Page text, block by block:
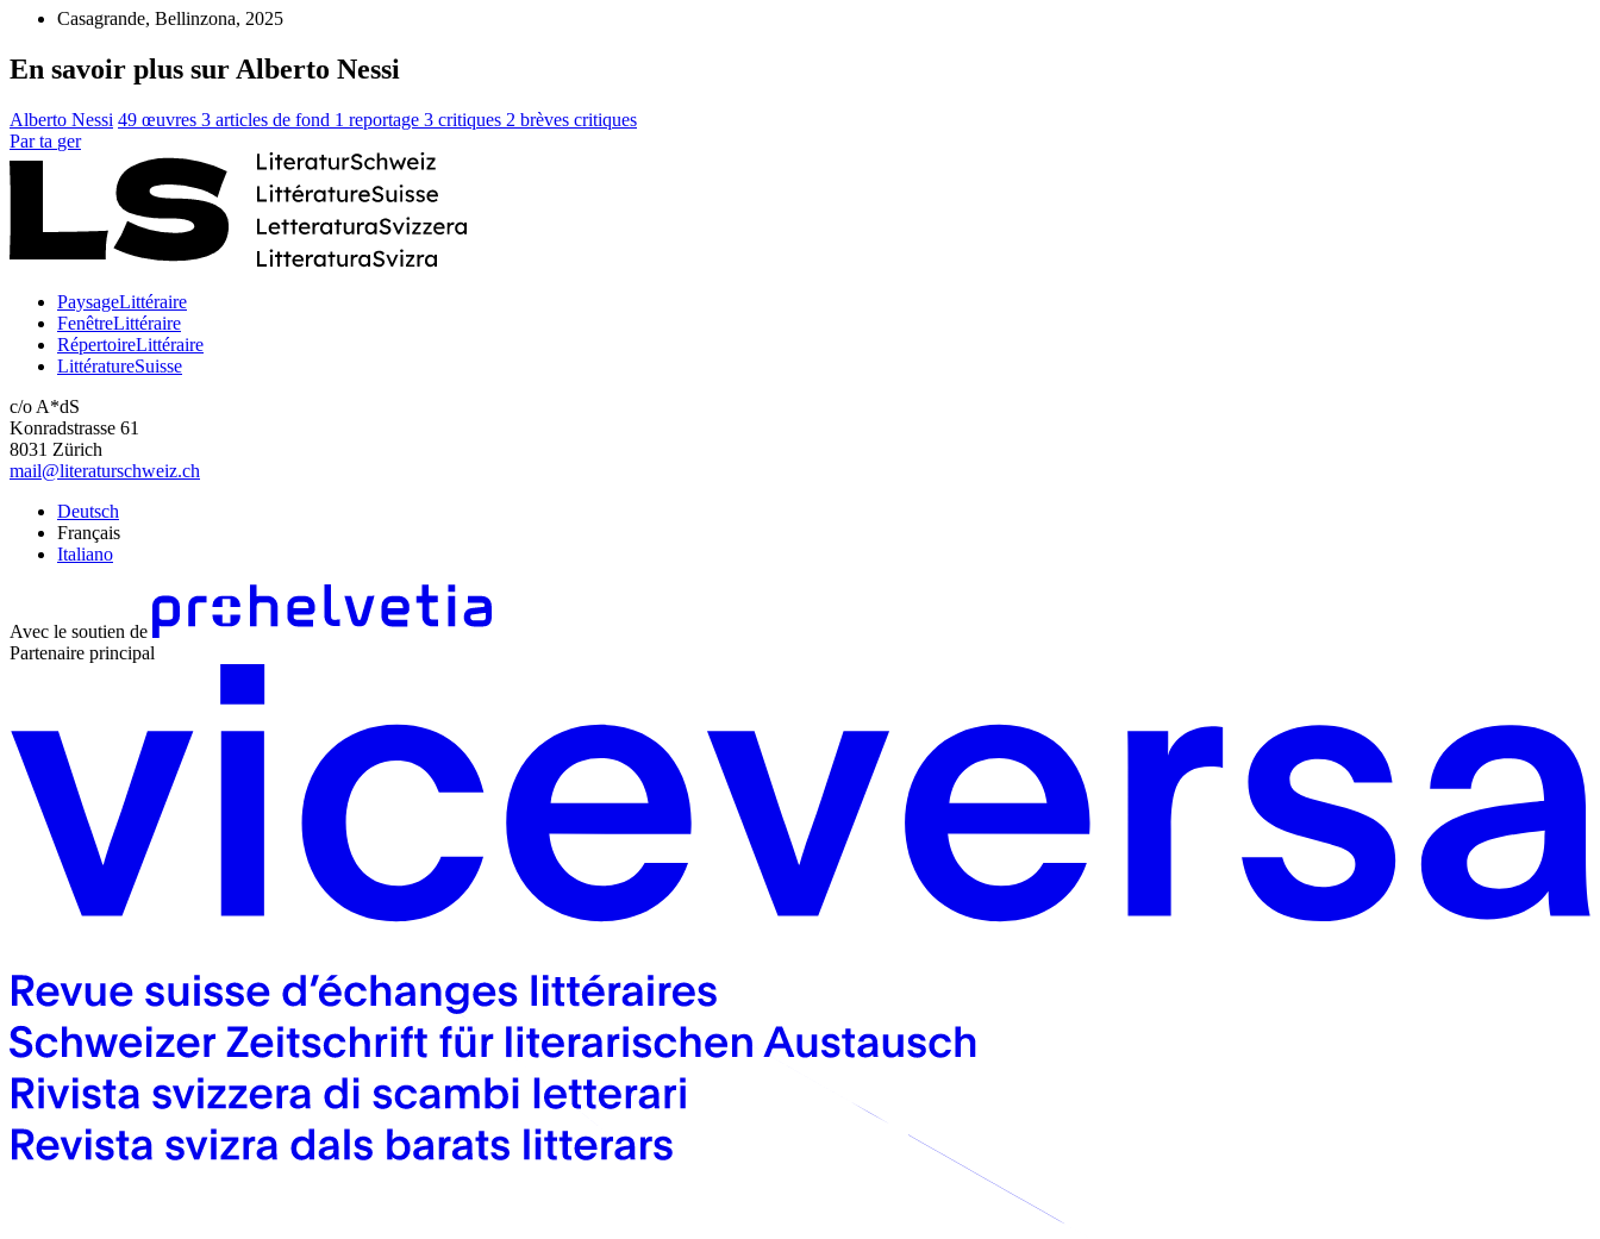
Casagrande, Bellinzona, 2025
En savoir plus sur Alberto Nessi
Alberto Nessi 49 œuvres 3 articles de fond 1 reportage 3 critiques 2 brèves critiques
Par ta ger
PaysageLittéraire
FenêtreLittéraire
RépertoireLittéraire
LittératureSuisse
c/o A*dS
Konradstrasse 61
8031 Zürich
mail@literaturschweiz.ch
Deutsch
Français
Italiano
Avec le soutien de
Partenaire principal